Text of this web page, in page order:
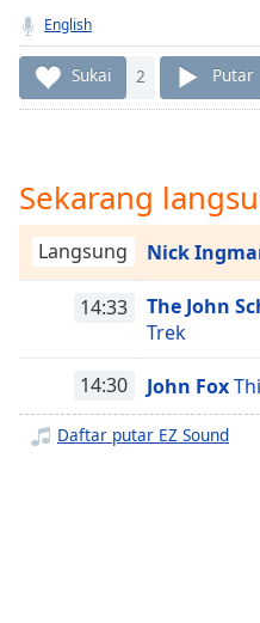
currently
behind
liveLIVE
Remaining
Time-
Playback
Rate
Chapters
descriptions
off,
English
Sukai 2 Putar
Sekarang
Langsung Nick
14:33 The John
Trek
14:30 John Fox
Daftar putar EZ Sound